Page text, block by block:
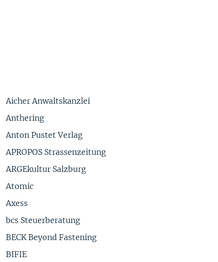
Aicher Anwaltskanzlei
Anthering
Anton Pustet Verlag
APROPOS Strassenzeitung
ARGEkultur Salzburg
Atomic
Axess
bcs Steuerberatung
BECK Beyond Fastening
BIFIE